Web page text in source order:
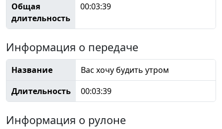
Общая
длительность
00:03:39
Информация о передаче
Название
Вас хочу будить утром
Длительность
00:03:39
Информация о рулоне